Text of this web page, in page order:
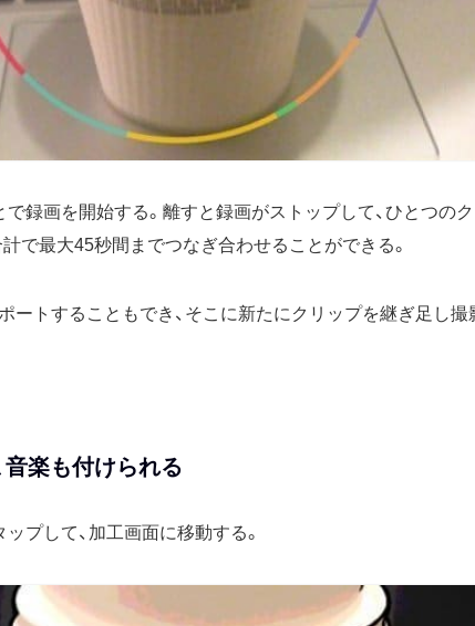
で録画を開始する。離すと録画がストップして、ひとつの
計で最大45秒間までつなぎ合わせることができる。
ートすることもでき、そこに新たにクリップを継ぎ足し撮
音楽も付けられる
プして、加工画面に移動する。